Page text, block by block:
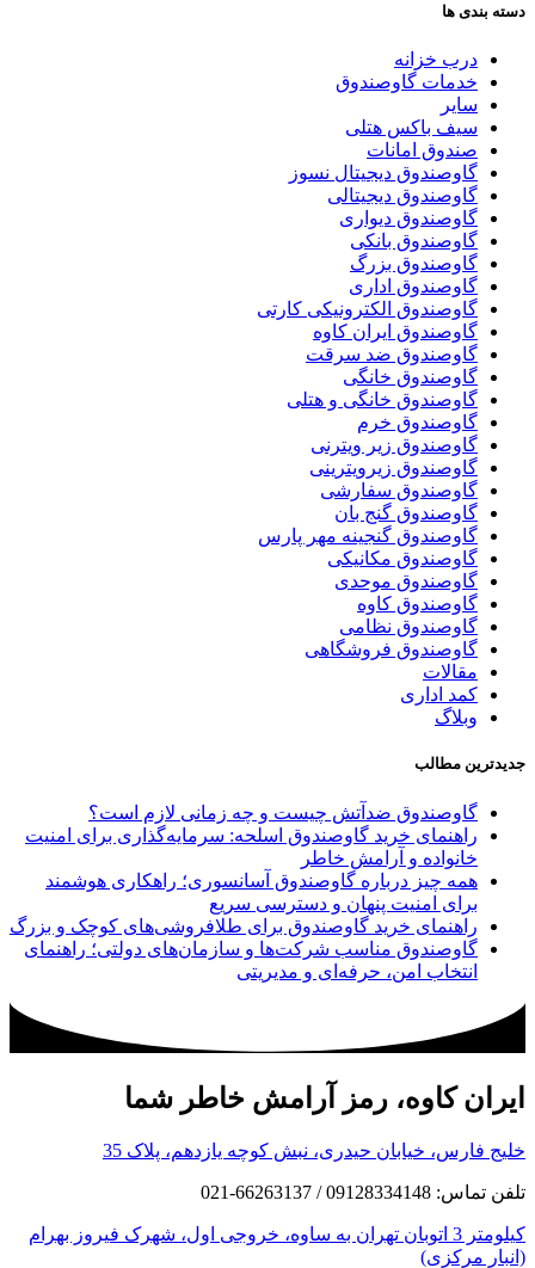
دسته بندی ها
درب خزانه
خدمات گاوصندوق
سایر
سیف باکس هتلی
صندوق امانات
گاوصندوق دیجیتال نسوز
گاوصندوق دیجیتالی
گاوصندوق دیواری
گاوصندوق بانکی
گاوصندوق بزرگ
گاوصندوق اداری
گاوصندوق الکترونیکی کارتی
گاوصندوق ایران کاوه
گاوصندوق ضد سرقت
گاوصندوق خانگی
گاوصندوق خانگی و هتلی
گاوصندوق خرم
گاوصندوق زیر ویترنی
گاوصندوق زیرویترینی
گاوصندوق سفارشی
گاوصندوق گنج بان
گاوصندوق گنجینه مهر پارس
گاوصندوق مکانیکی
گاوصندوق موحدی
گاوصندوق کاوه
گاوصندوق نظامی
گاوصندوق فروشگاهی
مقالات
کمد اداری
وبلاگ
جدیدترین مطالب
گاوصندوق ضدآتش چیست و چه زمانی لازم است؟
راهنمای خرید گاوصندوق اسلحه: سرمایه‌گذاری برای امنیت
خانواده و آرامش خاطر
همه چیز درباره گاوصندوق آسانسوری؛ راهکاری هوشمند
برای امنیت پنهان و دسترسی سریع
راهنمای خرید گاوصندوق برای طلافروشی‌های کوچک و بزرگ
گاوصندوق مناسب شرکت‌ها و سازمان‌های دولتی؛ راهنمای
انتخاب امن، حرفه‌ای و مدیریتی
ایران کاوه، رمز آرامش خاطر شما
خلیج فارس، خیابان حیدری، نبش کوچه یازدهم، پلاک 35
تلفن تماس: 09128334148 / 66263137-021
کیلومتر 3 اتوبان تهران به ساوه، خروجی اول، شهرک فیروز بهرام
(انبار مرکزی)